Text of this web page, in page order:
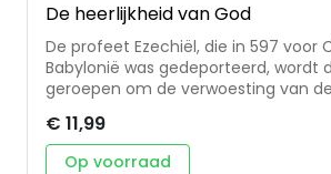
De heerlijkheid van God
De profeet Ezechiël, die in 597 voor
Babylonië was gedeporteerd, wordt
geroepen om de verwoesting van
zijn visioenen worden we
dat God Zijn volk straft, maar hen
€ 11,99
Op voorraad